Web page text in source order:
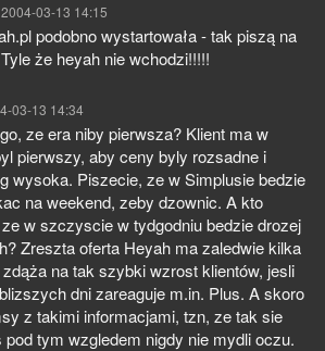
2004-03-13 14:15
podobno wystartowała - tak piszą na
że heyah nie wchodzi!!!!!
03-13 14:34
ze era niby pierwsza? Klient ma w
pierwszy, aby ceny byly rozsadne i
wysoka. Piszecie, ze w Simplusie bedzie
na weekend, zeby dzownic. A kto
w szczyscie w tydgodniu bedzie drozej
Zreszta oferta Heyah ma zaledwie kilka
na tak szybki wzrost klientów, jesli
dni zareaguje m.in. Plus. A skoro
z takimi informacjami, tzn, ze tak sie
pod tym wzgledem nigdy nie mydli oczu.